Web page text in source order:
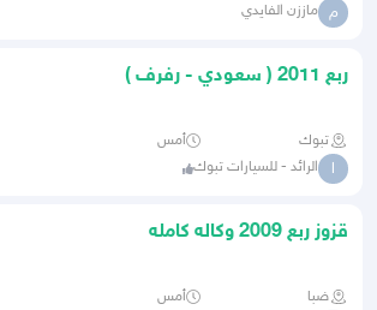
م ماززن الفايدي
ربع 2011 ( سعودي - رفرف )
تبوك أمس
ا الرائد - للسيارات تبوك
قزوز ربع 2009 وكاله كامله
ضبا أمس